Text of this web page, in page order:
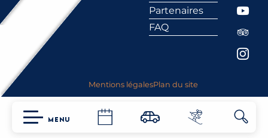
MENU
Partenaires
FAQ
Mentions légalesPlan du site